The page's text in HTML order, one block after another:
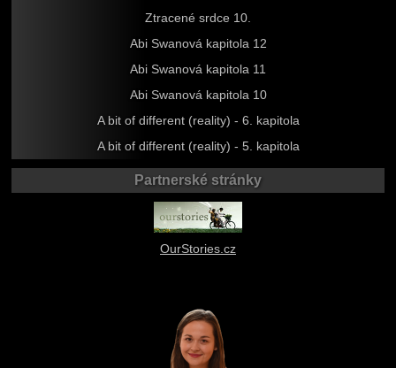
Ztracené srdce 10.
Abi Swanová kapitola 12
Abi Swanová kapitola 11
Abi Swanová kapitola 10
A bit of different (reality) - 6. kapitola
A bit of different (reality) - 5. kapitola
Partnerské stránky
OurStories.cz